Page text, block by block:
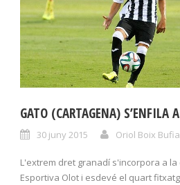
GATO (CARTAGENA) S’ENFILA
30 juny 2015 Oriol Boix
L'extrem dret granadí s'incorpora a la
Esportiva Olot i esdevé el quart